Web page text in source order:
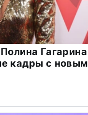
Гагарина
кадры с новым